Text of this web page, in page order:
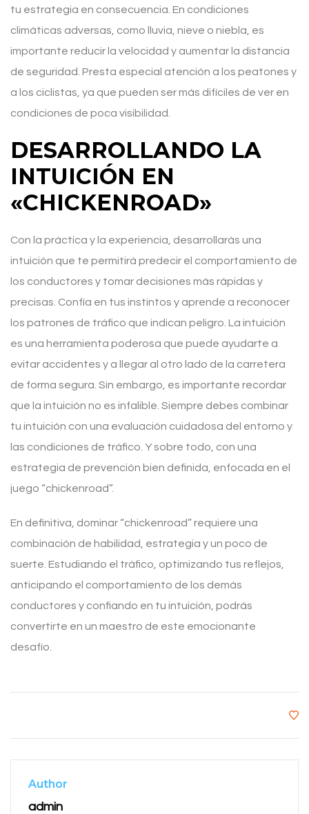
tu estrategia en consecuencia. En condiciones
climáticas adversas, como lluvia, nieve o niebla, es
importante reducir la velocidad y aumentar la distancia
de seguridad. Presta especial atención a los peatones y
a los ciclistas, ya que pueden ser más difíciles de ver en
condiciones de poca visibilidad.
DESARROLLANDO LA
INTUICIÓN EN
«CHICKENROAD»
Con la práctica y la experiencia, desarrollarás una
intuición que te permitirá predecir el comportamiento de
los conductores y tomar decisiones más rápidas y
precisas. Confía en tus instintos y aprende a reconocer
los patrones de tráfico que indican peligro. La intuición
es una herramienta poderosa que puede ayudarte a
evitar accidentes y a llegar al otro lado de la carretera
de forma segura. Sin embargo, es importante recordar
que la intuición no es infalible. Siempre debes combinar
tu intuición con una evaluación cuidadosa del entorno y
las condiciones de tráfico. Y sobre todo, con una
estrategia de prevención bien definida, enfocada en el
juego “chickenroad”.
En definitiva, dominar “chickenroad” requiere una
combinación de habilidad, estrategia y un poco de
suerte. Estudiando el tráfico, optimizando tus reflejos,
anticipando el comportamiento de los demás
conductores y confiando en tu intuición, podrás
convertirte en un maestro de este emocionante
desafío.
Author
admin